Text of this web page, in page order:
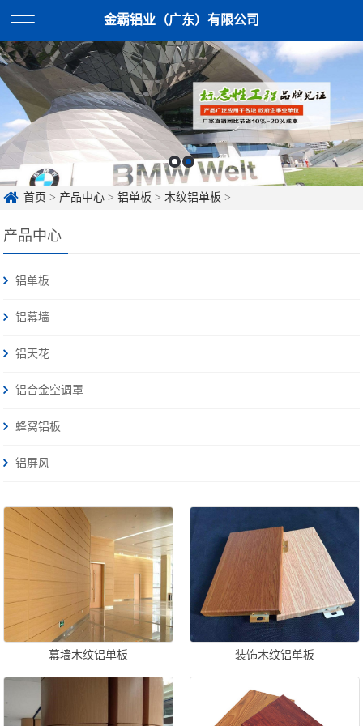
金霸铝业（广东）有限公司
首页 > 产品中心 >铝单板 >木纹铝单板 >
产品中心
铝单板
铝幕墙
铝天花
铝合金空调罩
蜂窝铝板
铝屏风
幕墙木纹铝单板 装饰木纹铝单板